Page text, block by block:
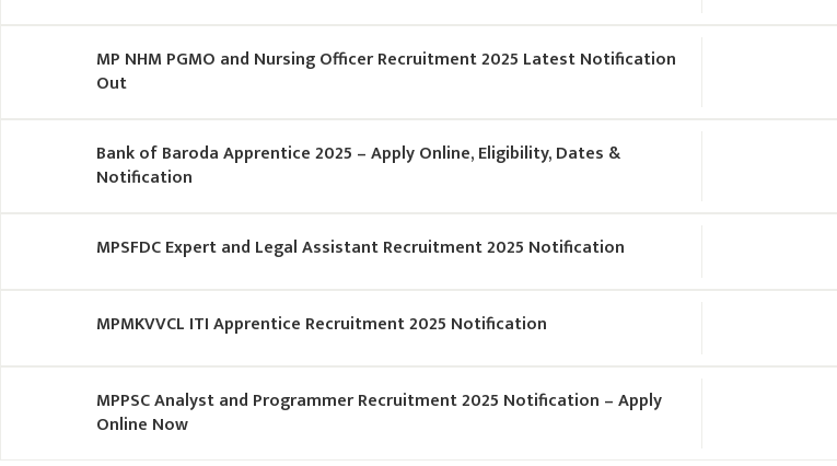
MP NHM PGMO and Nursing Officer Recruitment 2025 Latest Notification
Out
Bank of Baroda Apprentice 2025 – Apply Online, Eligibility, Dates &
Notification
MPSFDC Expert and Legal Assistant Recruitment 2025 Notification
MPMKVVCL ITI Apprentice Recruitment 2025 Notification
MPPSC Analyst and Programmer Recruitment 2025 Notification – Apply
Online Now